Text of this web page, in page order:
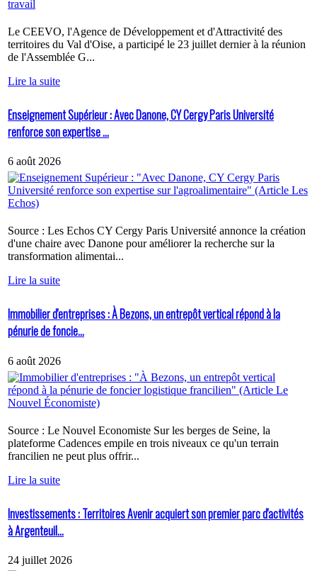
Le CEEVO, l'Agence de Développement et d'Attractivité des
territoires du Val d'Oise, a participé le 23 juillet dernier à la réunion
de l'Assemblée G...
Lire la suite
Enseignement Supérieur : Avec Danone, CY Cergy Paris Université
renforce son expertise ...
6 août 2026
Source : Les Echos CY Cergy Paris Université annonce la création
d'une chaire avec Danone pour améliorer la recherche sur la
transformation alimentai...
Lire la suite
Immobilier d'entreprises : À Bezons, un entrepôt vertical répond à la
pénurie de foncie...
6 août 2026
Source : Le Nouvel Economiste Sur les berges de Seine, la
plateforme Cadences empile en trois niveaux ce qu'un terrain
francilien ne peut plus offrir...
Lire la suite
Investissements : Territoires Avenir acquiert son premier parc d'activités
à Argenteuil...
24 juillet 2026